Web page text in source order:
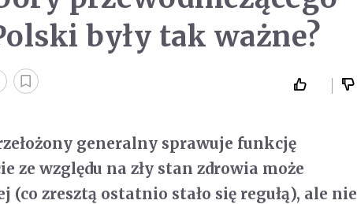
były tak ważne?
generalny sprawuje funkcję
ze względu na zły stan zdrowia może
(co zresztą ostatnio stało się regułą), ale nie